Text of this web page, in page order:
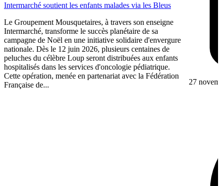
Intermarché soutient les enfants malades via les Bleus
Le Groupement Mousquetaires, à travers son enseigne
Intermarché, transforme le succès planétaire de sa
campagne de Noël en une initiative solidaire d'envergure
nationale. Dès le 12 juin 2026, plusieurs centaines de
peluches du célèbre Loup seront distribuées aux enfants
hospitalisés dans les services d'oncologie pédiatrique.
Cette opération, menée en partenariat avec la Fédération
Française de...
27